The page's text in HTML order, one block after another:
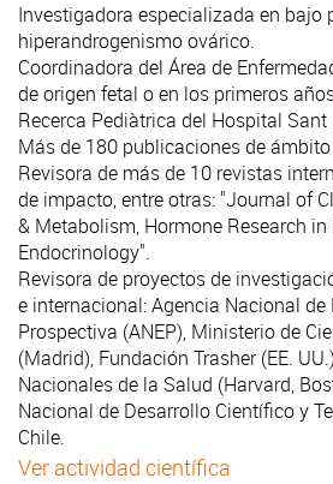
Investigadora especializada en bajo
hiperandrogenismo ovárico.
Coordinadora del Área de
de origen fetal o en los primeros
Recerca Pediàtrica del Hospital Sant
Más de 180 publicaciones de
Revisora de más de 10 revistas
de impacto, entre otras: "Journal of
& Metabolism, Hormone Research
Endocrinology".
Revisora de proyectos de
e internacional: Agencia Nacional de
Prospectiva (ANEP), Ministerio de
(Madrid), Fundación Trasher (EE.
Nacionales de la Salud (Harvard,
Nacional de Desarrollo Científico y
Chile.
Ver actividad científica